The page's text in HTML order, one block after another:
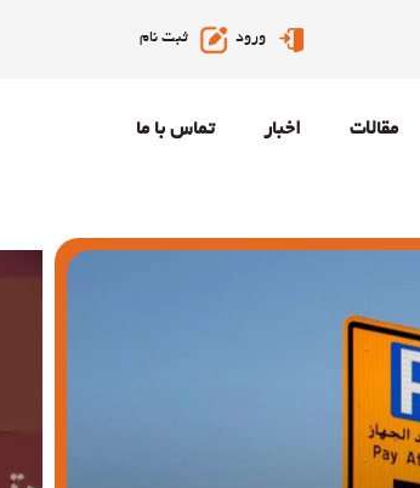
ورود ثبت نام
مقالات اخبار تماس با ما